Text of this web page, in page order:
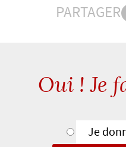
PARTAGER
Oui ! Je
Je